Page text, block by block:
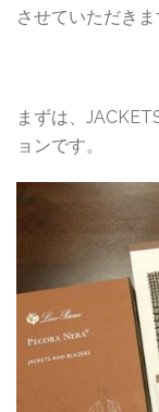
させていただきま
まずは、
ョンです。